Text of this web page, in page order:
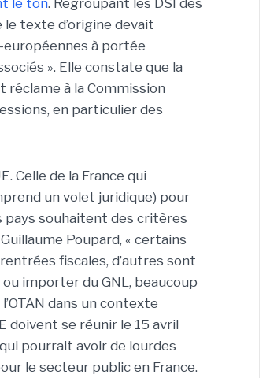
le ton. Regroupant les DSI des
texte d’origine devait
européennes à portée
». Elle constate que la
à la Commission
en particulier des
Celle de la France qui
un volet juridique) pour
pays souhaitent des critères
Poupard, « certains
fiscales, d’autres sont
importer du GNL, beaucoup
dans un contexte
doivent se réunir le 15 avril
pourrait avoir de lourdes
le secteur public en France.